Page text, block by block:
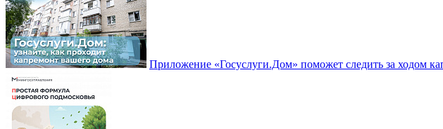
Приложение «Госуслуги.Дом» поможет следить за ходом